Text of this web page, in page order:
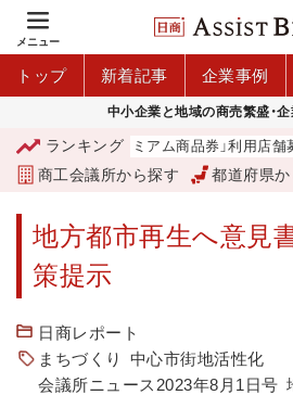
メニュー
トップ 新着記事 企業事例
中小企業と地域の商売繁盛・企
ランキング
「青森市プレミアム商品券」利用店舗募
商工会議所から探す 都道府県
地方都市再生へ意見
策提示
日商レポート
まちづくり
中心市街地活性化
会議所ニュース2023年8月1日号